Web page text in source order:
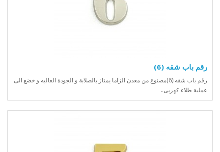
رقم باب شقه (6)
رقم باب شقه (6)مصنوع من معدن الزاما يمتاز بالصلابة و الجودة العاليه و خضع الى
عملية طلاء كهربى..